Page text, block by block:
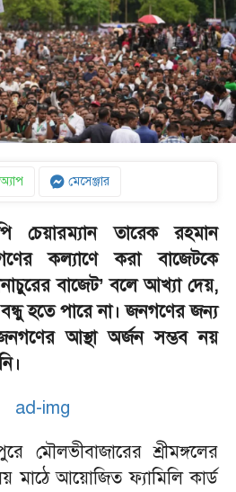
মেসেঞ্জার
চেয়ারম্যান তারেক রহমান
কল্যাণে করা বাজেটকে
বাজেট’ বলে আখ্যা দেয়,
হতে পারে না। জনগণের জন্য
আস্থা অর্জন সম্ভব নয়
মৌলভীবাজারের শ্রীমঙ্গলের
মাঠে আয়োজিত ফ্যামিলি কার্ড